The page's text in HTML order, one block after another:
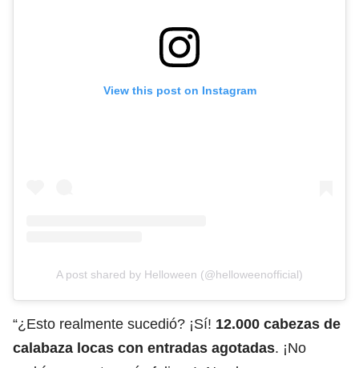
View this post on Instagram
A post shared by Helloween (@helloweenofficial)
“¿Esto realmente sucedió? ¡Sí! 12.000 cabezas de
calabaza locas con entradas agotadas. ¡No